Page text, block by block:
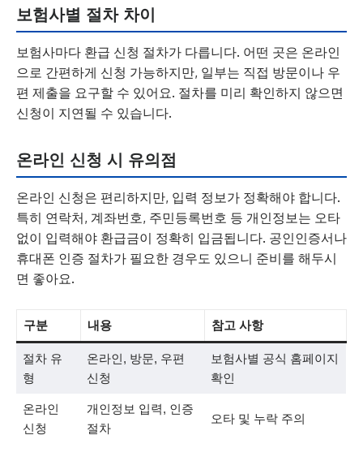
보험사별 절차 차이
보험사마다 환급 신청 절차가 다릅니다. 어떤 곳은 온라인
으로 간편하게 신청 가능하지만, 일부는 직접 방문이나 우
편 제출을 요구할 수 있어요. 절차를 미리 확인하지 않으면
신청이 지연될 수 있습니다.
온라인 신청 시 유의점
온라인 신청은 편리하지만, 입력 정보가 정확해야 합니다.
특히 연락처, 계좌번호, 주민등록번호 등 개인정보는 오타
없이 입력해야 환급금이 정확히 입금됩니다. 공인인증서나
휴대폰 인증 절차가 필요한 경우도 있으니 준비를 해두시
면 좋아요.
구분 내용 참고 사항
절차 유
형
온라인, 방문, 우편
신청
보험사별 공식 홈페이지
확인
온라인
신청
개인정보 입력, 인증
절차
오타 및 누락 주의